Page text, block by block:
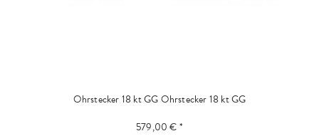
Ohrstecker 18 kt GGOhrstecker 18 kt GG
579,00 € *